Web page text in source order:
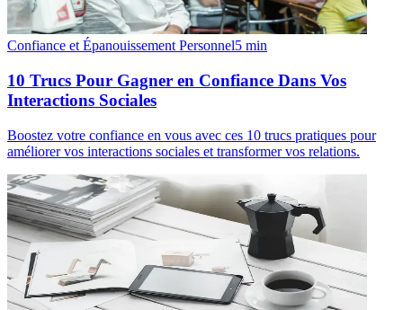
Confiance et Épanouissement Personnel5 min
10 Trucs Pour Gagner en Confiance Dans Vos
Interactions Sociales
Boostez votre confiance en vous avec ces 10 trucs pratiques pour
améliorer vos interactions sociales et transformer vos relations.